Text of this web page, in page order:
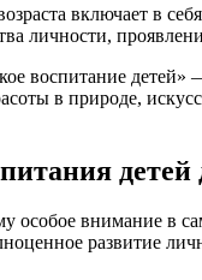
включает в
личности,
воспитание детей»
в природе,
особое внимание в
развитие